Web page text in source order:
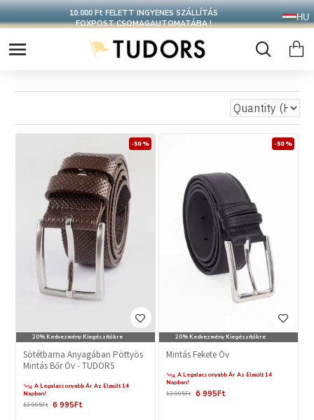
CSOMAGOD 24 ÓRÁN BELÜL FELADJUK HU
20% Kedvezmény Kiegészítőkre
-50 %
Sötétbarna Anyagában Pöttyös
Mintás Bőr Öv - TUDORS
A Legalacsonyabb Ár Az Elmúlt 14
Napban!
6 995Ft
13 995Ft
20% Kedvezmény Kiegészítőkre
-50 %
Mintás Fekete Öv
A Legalacsonyabb Ár Az Elmúlt 14
Napban!
6 995Ft
13 995Ft